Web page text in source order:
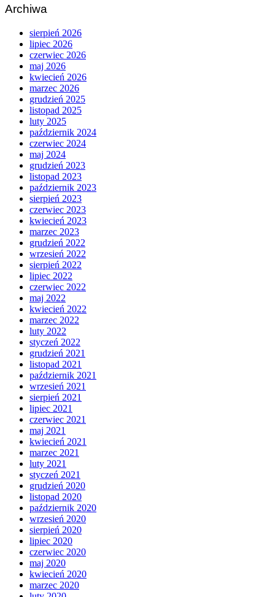
Archiwa
sierpień 2026
lipiec 2026
czerwiec 2026
maj 2026
kwiecień 2026
marzec 2026
grudzień 2025
listopad 2025
luty 2025
październik 2024
czerwiec 2024
maj 2024
grudzień 2023
listopad 2023
październik 2023
sierpień 2023
czerwiec 2023
kwiecień 2023
marzec 2023
grudzień 2022
wrzesień 2022
sierpień 2022
lipiec 2022
czerwiec 2022
maj 2022
kwiecień 2022
marzec 2022
luty 2022
styczeń 2022
grudzień 2021
listopad 2021
październik 2021
wrzesień 2021
sierpień 2021
lipiec 2021
czerwiec 2021
maj 2021
kwiecień 2021
marzec 2021
luty 2021
styczeń 2021
grudzień 2020
listopad 2020
październik 2020
wrzesień 2020
sierpień 2020
lipiec 2020
czerwiec 2020
maj 2020
kwiecień 2020
marzec 2020